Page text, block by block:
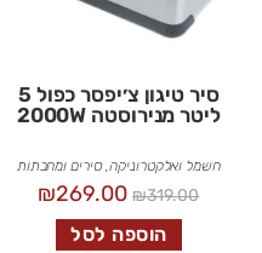
סיר טיגון צ׳יפסר כפול 5
ליטר מנירוסטה 2000W
חשמל ואלקטרוניקה,סירים ומחבתות
₪319.00
₪269.00
הוספה לסל